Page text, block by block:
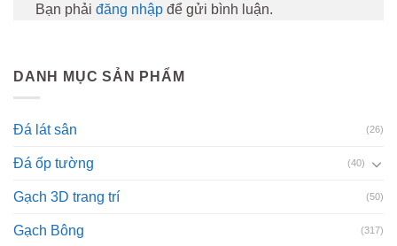
Bạn phải đăng nhập để gửi bình luận.
DANH MỤC SẢN PHẨM
Đá lát sân (26)
Đá ốp tường (40)
Gạch 3D trang trí (50)
Gạch Bông (317)